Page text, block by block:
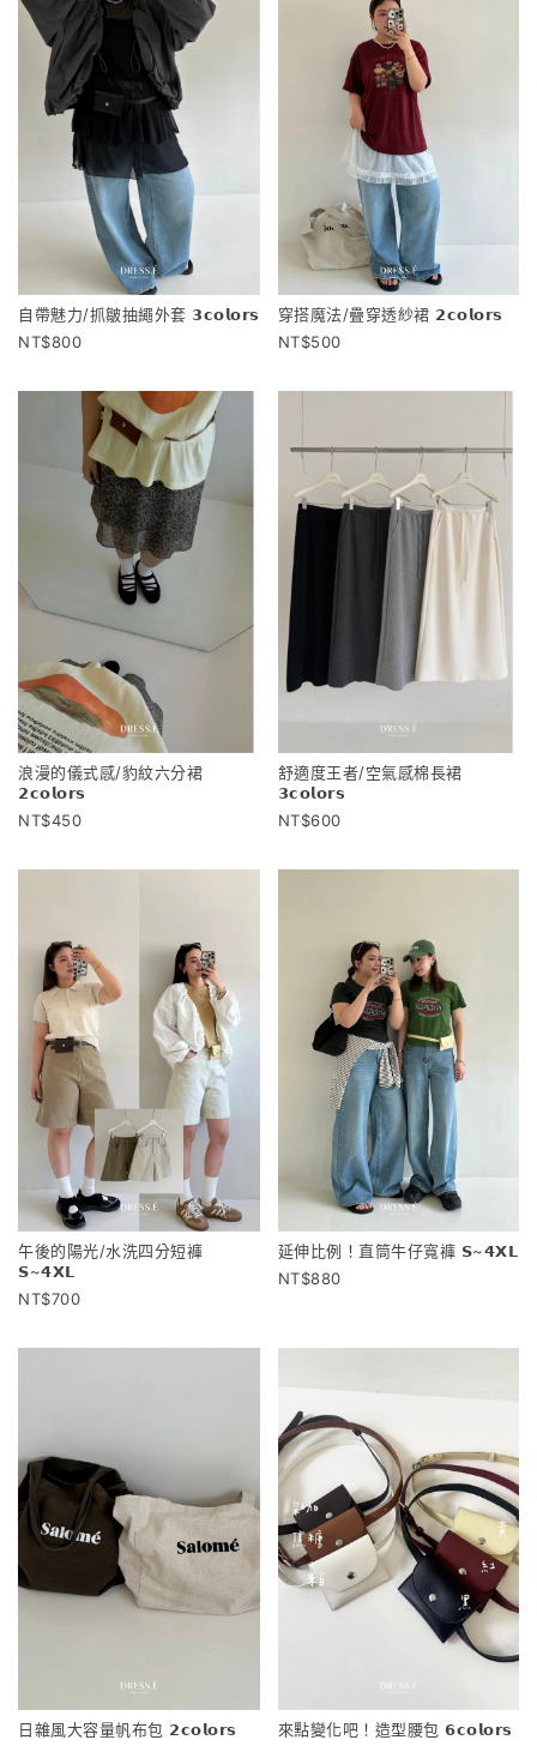
自帶魅力/抓皺抽繩外套 𝟯𝗰𝗼𝗹𝗼𝗿𝘀
800
穿搭魔法/疊穿透紗裙 𝟮𝗰𝗼𝗹𝗼𝗿𝘀
500
浪漫的儀式感/豹紋六分裙
𝟮𝗰𝗼𝗹𝗼𝗿𝘀
450
舒適度王者/空氣感棉長裙
𝟯𝗰𝗼𝗹𝗼𝗿𝘀
600
午後的陽光/水洗四分短褲
𝗦~𝟰𝗫𝗟
700
延伸比例！直筒牛仔寬褲 𝗦~𝟰𝗫𝗟
880
日雜風大容量帆布包 𝟮𝗰𝗼𝗹𝗼𝗿𝘀
來點變化吧！造型腰包 𝟲𝗰𝗼𝗹𝗼𝗿𝘀